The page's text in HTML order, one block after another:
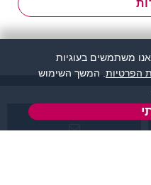
משתמשים בעוגיות
הפרטיות . המשך השימוש